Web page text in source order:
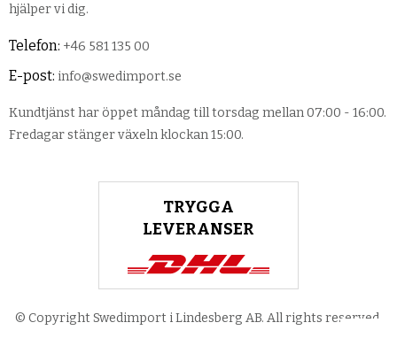
hjälper vi dig.
Telefon: +46 581 135 00
E-post: info@swedimport.se
Kundtjänst har öppet måndag till torsdag mellan 07:00 - 16:00.
Fredagar stänger växeln klockan 15:00.
TRYGGA
LEVERANSER
© Copyright Swedimport i Lindesberg AB. All rights reserved.